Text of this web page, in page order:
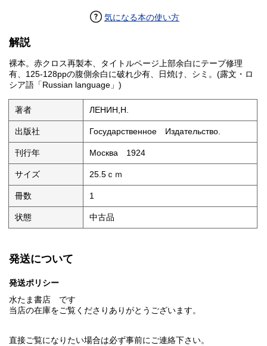
気になる本の使い方
解説
裸本。赤クロス再製本、タイトルページ上部余白にテープ修理
有、125-128ppの腹側余白に破れ少有、日焼け、シミ。(露文・ロ
シア語「Russian language」)
著者 ЛЕНИН,Н.
出版社 Государственное Издательство.
刊行年 Москва 1924
サイズ 25.5ｃｍ
冊数 1
状態 中古品
発送について
発送ポリシー
水たま書店 です
当店の在庫をご覧くださりありがとうございます。
直接ご覧になりたい場合は必ず事前にご連絡下さい。